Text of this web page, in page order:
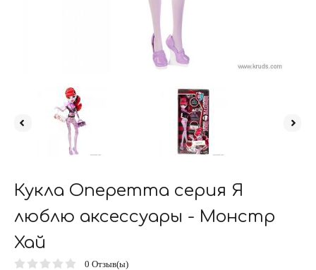
Кукла Оперетта серия Я
люблю аксессуары - Монстр
Хай
0 Отзыв(ы)